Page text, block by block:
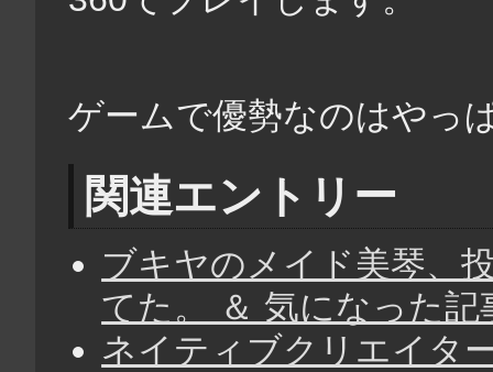
ゲームで優勢なのはやっ
関連エントリー
ブキヤのメイド美琴、
てた。 ＆ 気になった記
ネイティブクリエイタ